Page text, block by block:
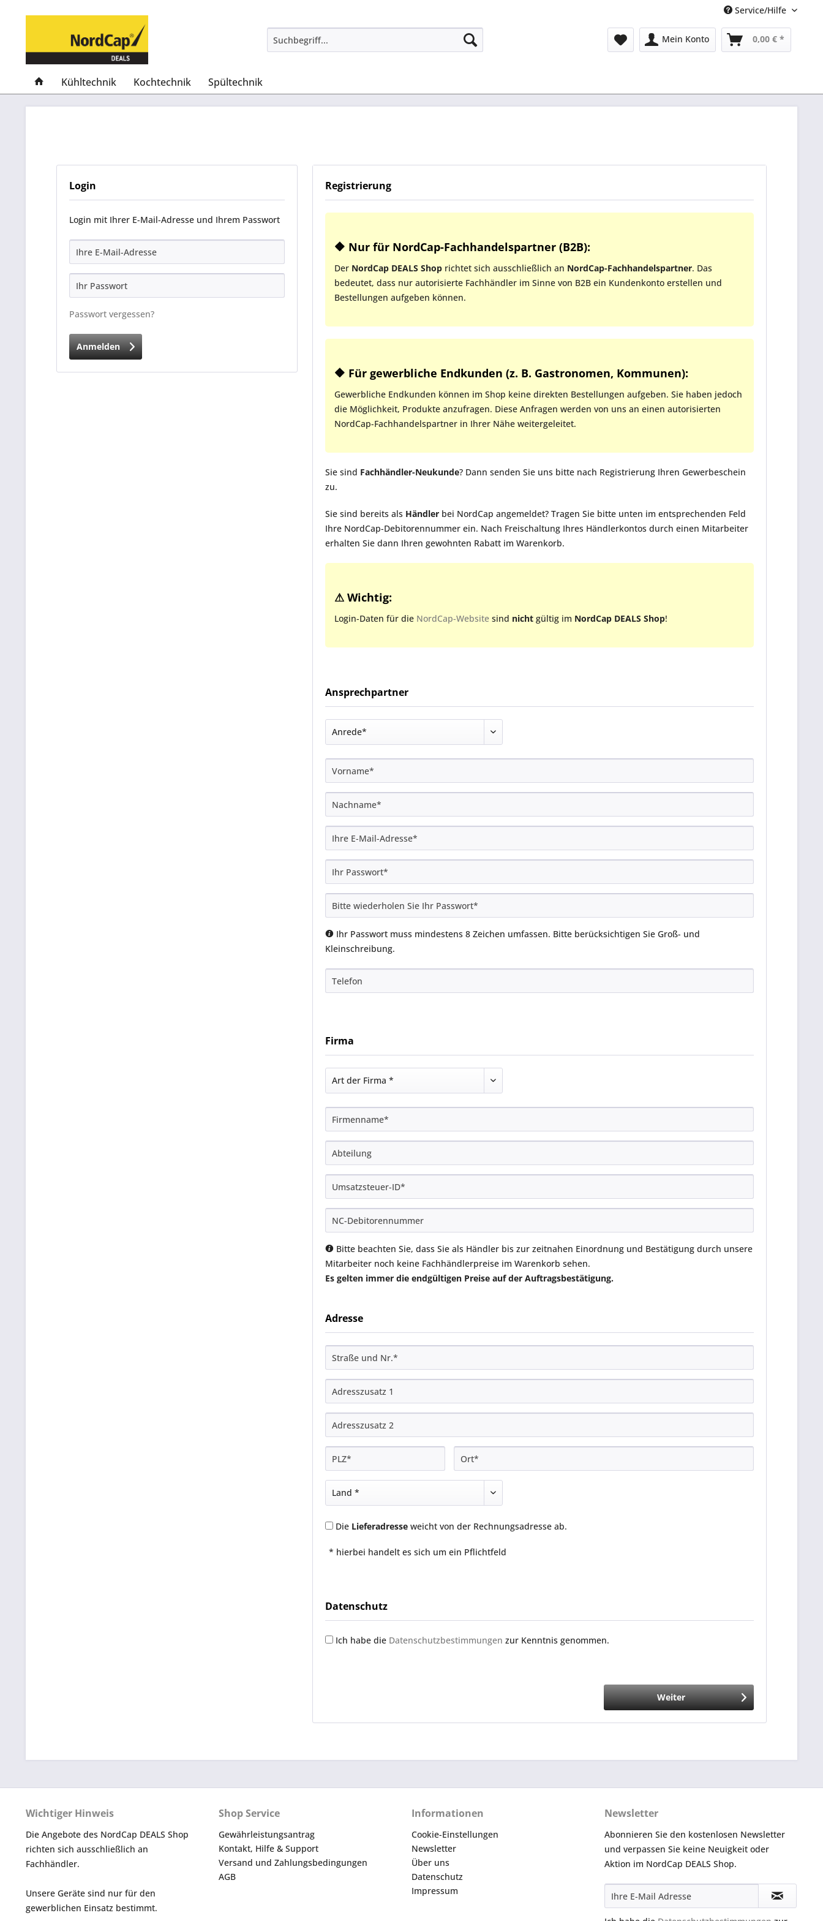
Service/Hilfe
Mein Konto 0,00 € *
Kühltechnik Kochtechnik Spültechnik
Registrierung
🔶 Nur für NordCap-Fachhandelspartner (B2B):
Der NordCap DEALS Shoprichtet sich ausschließlich an NordCap-Fachhandelspartner. Das
bedeutet, dass nur autorisierte Fachhändler im Sinne von B2B ein Kundenkonto erstellen und
Bestellungen aufgeben können.
🔶 Für gewerbliche Endkunden (z. B. Gastronomen, Kommunen):
Gewerbliche Endkunden können im Shop keine direkten Bestellungen aufgeben. Sie haben jedoch
die Möglichkeit, Produkte anzufragen. Diese Anfragen werden von uns an einen autorisierten
NordCap-Fachhandelspartner in Ihrer Nähe weitergeleitet.
Sie sind Fachhändler-Neukunde? Dann senden Sie uns bitte nach Registrierung Ihren Gewerbeschein
zu.
Sie sind bereits als Händlerbei NordCap angemeldet? Tragen Sie bitte unten im entsprechenden Feld
Ihre NordCap-Debitorennummer ein. Nach Freischaltung Ihres Händlerkontos durch einen Mitarbeiter
erhalten Sie dann Ihren gewohnten Rabatt im Warenkorb.
⚠ Wichtig:
Login-Daten für die NordCap-Websitesind nichtgültig im NordCap DEALS Shop!
Ansprechpartner
Ihr Passwort muss mindestens 8 Zeichen umfassen. Bitte berücksichtigen Sie Groß- und
Kleinschreibung.
Firma
Bitte beachten Sie, dass Sie als Händler bis zur zeitnahen Einordnung und Bestätigung durch unsere
Mitarbeiter noch keine Fachhändlerpreise im Warenkorb sehen.
Es gelten immer die endgültigen Preise auf der Auftragsbestätigung.
Adresse
Die Lieferadresseweicht von der Rechnungsadresse ab.
* hierbei handelt es sich um ein Pflichtfeld
Datenschutz
Ich habe die Datenschutzbestimmungen zur Kenntnis genommen.
Weiter
Login
Login mit Ihrer E-Mail-Adresse und Ihrem Passwort
Passwort vergessen?
Anmelden
Wichtiger Hinweis
Die Angebote des NordCap DEALS Shop
richten sich ausschließlich an
Fachhändler.
Unsere Geräte sind nur für den
gewerblichen Einsatz bestimmt.
Shop Service
Gewährleistungsantrag
Kontakt, Hilfe & Support
Versand und Zahlungsbedingungen
AGB
Informationen
Cookie-Einstellungen
Newsletter
Über uns
Datenschutz
Impressum
Newsletter
Abonnieren Sie den kostenlosen Newsletter
und verpassen Sie keine Neuigkeit oder
Aktion im NordCap DEALS Shop.